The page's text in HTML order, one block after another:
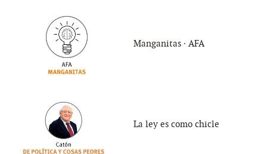
Manganitas ∙ AFA
La ley es como chicle